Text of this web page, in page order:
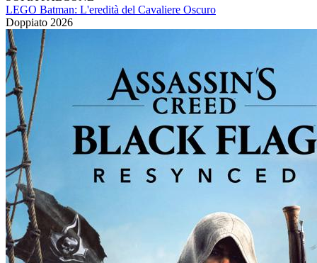
LEGO Batman: L'eredità del Cavaliere Oscuro
Doppiato 2026